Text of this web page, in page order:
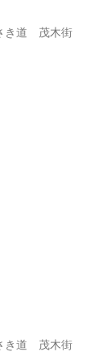
き道 茂木街
き道 茂木街